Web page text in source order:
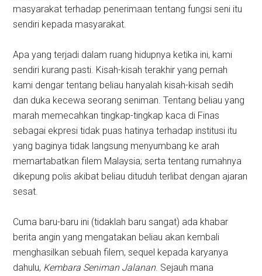
masyarakat terhadap penerimaan tentang fungsi seni itu
sendiri kepada masyarakat.
Apa yang terjadi dalam ruang hidupnya ketika ini, kami
sendiri kurang pasti. Kisah-kisah terakhir yang pernah
kami dengar tentang beliau hanyalah kisah-kisah sedih
dan duka kecewa seorang seniman. Tentang beliau yang
marah memecahkan tingkap-tingkap kaca di Finas
sebagai ekpresi tidak puas hatinya terhadap institusi itu
yang baginya tidak langsung menyumbang ke arah
memartabatkan filem Malaysia; serta tentang rumahnya
dikepung polis akibat beliau dituduh terlibat dengan ajaran
sesat.
Cuma baru-baru ini (tidaklah baru sangat) ada khabar
berita angin yang mengatakan beliau akan kembali
menghasilkan sebuah filem, sequel kepada karyanya
dahulu, Kembara Seniman Jalanan. Sejauh mana